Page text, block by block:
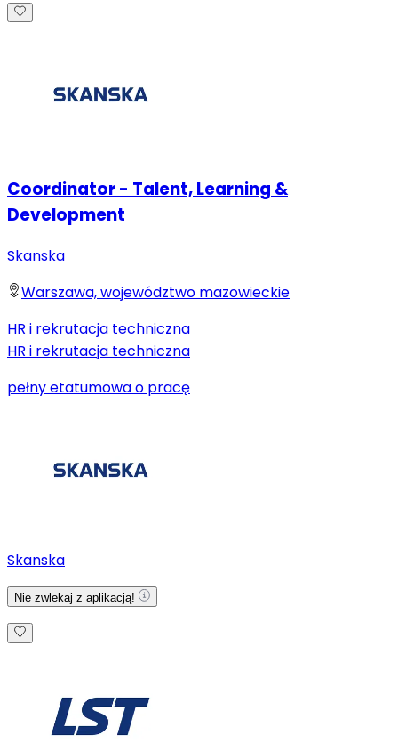
Coordinator - Talent, Learning &
Development
Skanska
Warszawa, województwo mazowieckie
HR i rekrutacja techniczna
HR i rekrutacja techniczna
pełny etatumowa o pracę
Skanska
Nie zwlekaj z aplikacją!